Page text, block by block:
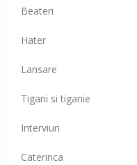
Beateri
Hater
Lansare
Tigani si tiganie
Interviuri
Caterinca